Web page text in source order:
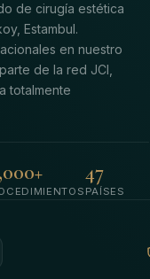
de cirugía estética
Estambul.
en nuestro
de la red JCI,
totalmente
47
PAÍSES